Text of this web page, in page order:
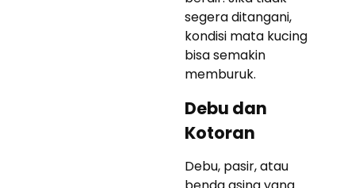
segera ditangani,
kondisi mata kucing
bisa semakin
memburuk.
Debu dan
Kotoran
Debu, pasir, atau